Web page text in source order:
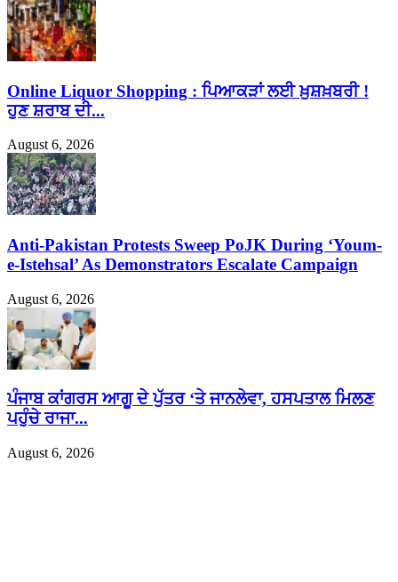
Online Liquor Shopping : ਪਿਆਕੜਾਂ ਲਈ ਖ਼ੁਸ਼ਖ਼ਬਰੀ !
ਹੁਣ ਸ਼ਰਾਬ ਦੀ...
August 6, 2026
Anti-Pakistan Protests Sweep PoJK During ‘Youm-
e-Istehsal’ As Demonstrators Escalate Campaign
August 6, 2026
ਪੰਜਾਬ ਕਾਂਗਰਸ ਆਗੂ ਦੇ ਪੁੱਤਰ ‘ਤੇ ਜਾਨਲੇਵਾ, ਹਸਪਤਾਲ ਮਿਲਣ
ਪਹੁੰਚੇ ਰਾਜਾ...
August 6, 2026